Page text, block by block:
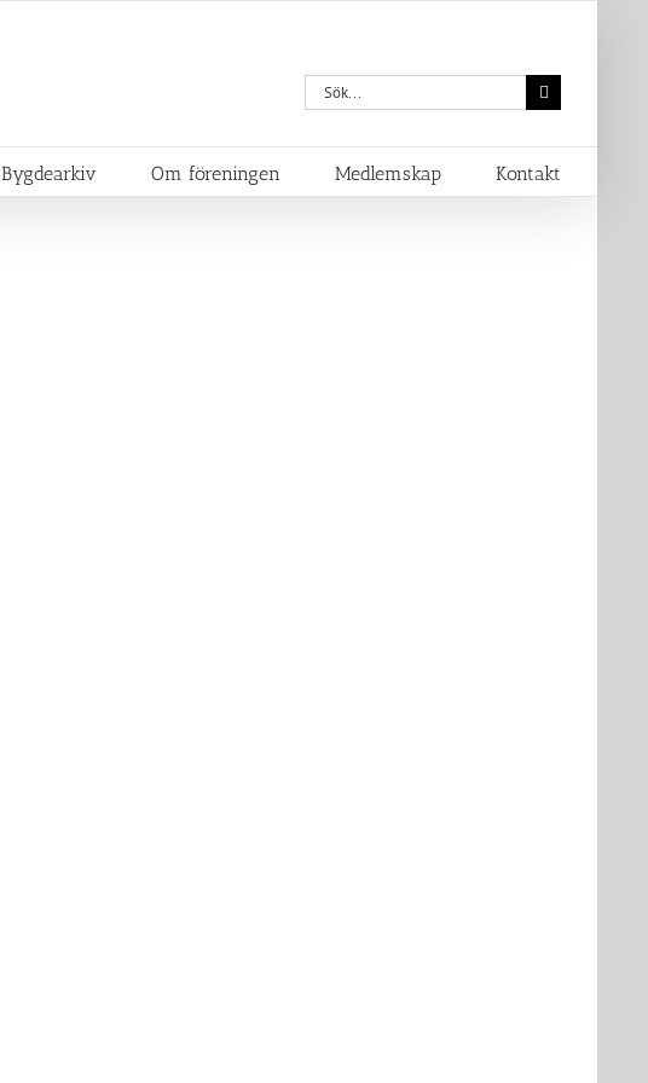
Sök
efter:
Bygdearkiv Om föreningen Medlemskap Kontakt